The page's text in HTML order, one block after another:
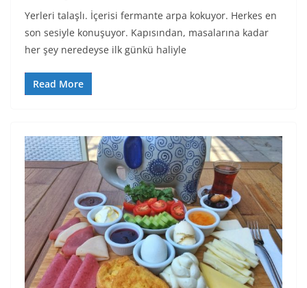
Yerleri talaşlı. İçerisi fermante arpa kokuyor. Herkes en
son sesiyle konuşuyor. Kapısından, masalarına kadar
her şey neredeyse ilk günkü haliyle
Read More